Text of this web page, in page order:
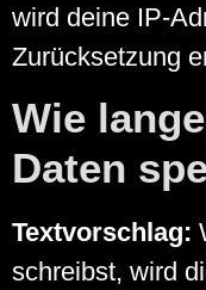
wird deine IP-
Zurücksetzung
Wie
Daten
Textvorschlag:
schreibst, wird